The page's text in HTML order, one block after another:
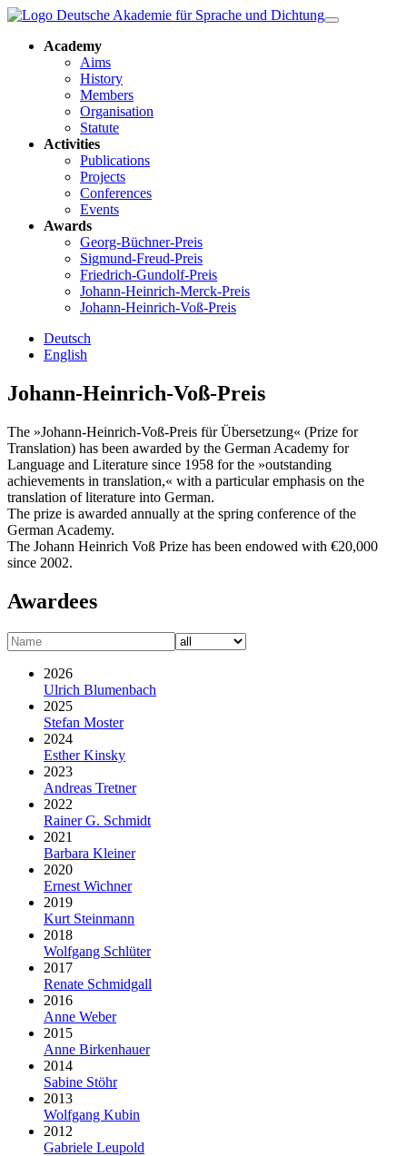
Academy
Aims
History
Members
Organisation
Statute
Activities
Publications
Projects
Conferences
Events
Awards
Georg-Büchner-Preis
Sigmund-Freud-Preis
Friedrich-Gundolf-Preis
Johann-Heinrich-Merck-Preis
Johann-Heinrich-Voß-Preis
Deutsch
English
Johann-Heinrich-Voß-Preis
The »Johann-Heinrich-Voß-Preis für Übersetzung« (Prize for
Translation) has been awarded by the German Academy for
Language and Literature since 1958 for the »outstanding
achievements in translation,« with a particular emphasis on the
translation of literature into German.
The prize is awarded annually at the spring conference of the
German Academy.
The Johann Heinrich Voß Prize has been endowed with €20,000
since 2002.
Awardees
2026
Ulrich Blumenbach
2025
Stefan Moster
2024
Esther Kinsky
2023
Andreas Tretner
2022
Rainer G. Schmidt
2021
Barbara Kleiner
2020
Ernest Wichner
2019
Kurt Steinmann
2018
Wolfgang Schlüter
2017
Renate Schmidgall
2016
Anne Weber
2015
Anne Birkenhauer
2014
Sabine Stöhr
2013
Wolfgang Kubin
2012
Gabriele Leupold